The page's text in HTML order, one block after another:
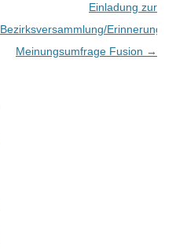
Einladung zur
Bezirksversammlung/Erinnerung
Meinungsumfrage Fusion →